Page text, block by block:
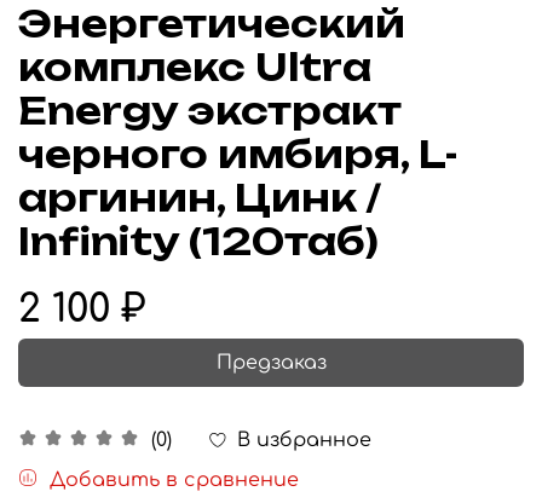
Энергетический
комплекс Ultra
Energy экстракт
черного имбиря, L-
аргинин, Цинк /
Infinity (120таб)
(0)
В избранное
Добавить в сравнение
2 100 ₽
Предзаказ